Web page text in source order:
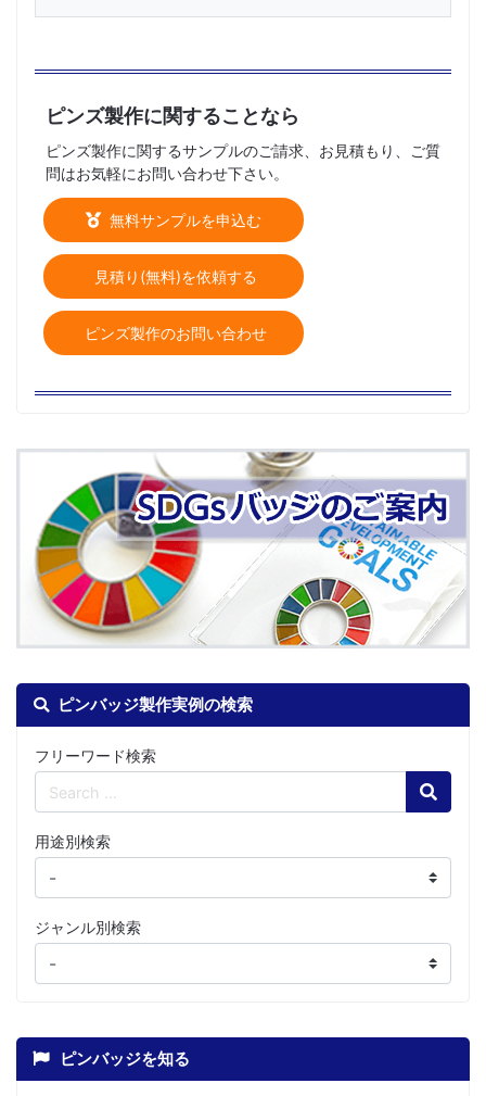
ピンバッジ製作実例の検索
フリーワード検索
Search
用途別検索
ジャンル別検索
ピンバッジを知る
ピンズ製作に関することなら
ピンズ製作に関するサンプルのご請求、お見積もり、ご質
問はお気軽にお問い合わせ下さい。
無料サンプルを申込む
見積り(無料)を依頼する
ピンズ製作のお問い合わせ